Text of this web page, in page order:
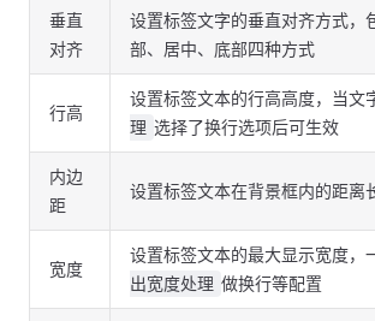
垂直
对齐
设置标签文字的垂直对齐方式，
部、居中、底部四种方式
行高
设置标签文本的行高高度，当文
理 选择了换行选项后可生效
内边
距
设置标签文本在背景框内的距离
宽度
设置标签文本的最大显示宽度，
出宽度处理 做换行等配置